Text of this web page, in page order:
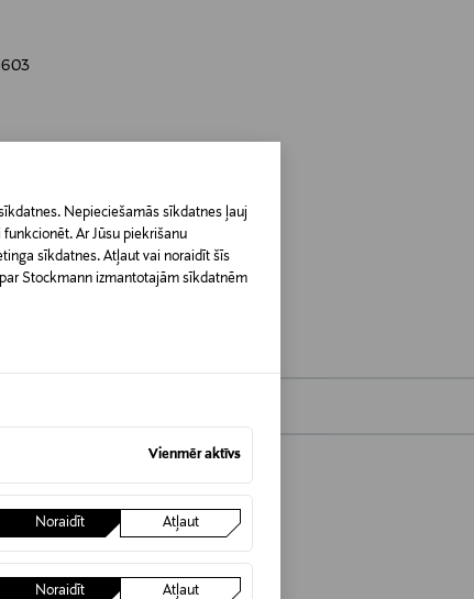
Nepieciešamās sīkdatnes ļauj
Ar Jūsu piekrišanu
sīkdatnes. Atļaut vai noraidīt šīs
Stockmann izmantotajām sīkdatnēm
Vienmēr aktīvs
Noraidīt Atļaut
Noraidīt Atļaut
9 C, 02150 Espoo, Finland
4,90 €
bezmaksas, un par to nav jāpaziņo iepriekš. Veselības un higiēnas
kosmētikas un dabiskiem līdzekļiem, kas tiek atdoti